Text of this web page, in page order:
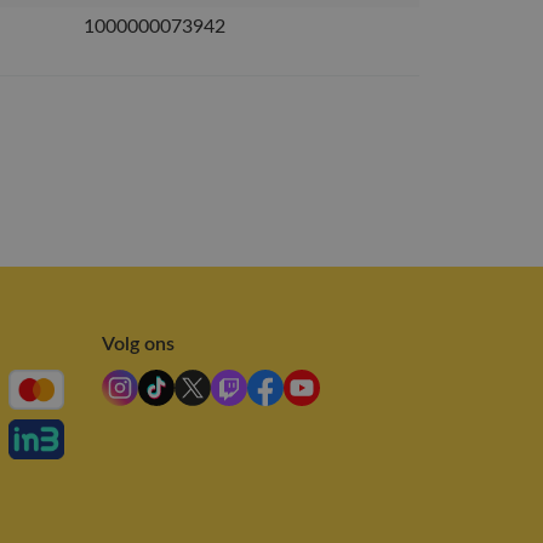
1000000073942
Volg ons